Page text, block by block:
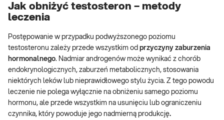
Jak obniżyć testosteron – metody
leczenia
Postępowanie w przypadku podwyższonego poziomu
testosteronu zależy przede wszystkim od przyczyny zaburzenia
hormonalnego. Nadmiar androgenów może wynikać z chorób
endokrynologicznych, zaburzeń metabolicznych, stosowania
niektórych leków lub nieprawidłowego stylu życia. Z tego powodu
leczenie nie polega wyłącznie na obniżeniu samego poziomu
hormonu, ale przede wszystkim na usunięciu lub ograniczeniu
czynnika, który powoduje jego nadmierną produkcję.